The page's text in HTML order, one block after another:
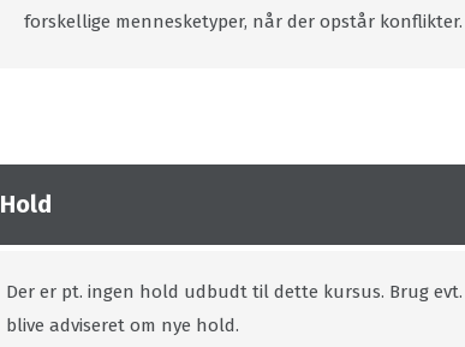
forskellige mennesketyper, når der opstår konflikter.
Hold
Der er pt. ingen hold udbudt til dette kursus. Brug
blive adviseret om nye hold.